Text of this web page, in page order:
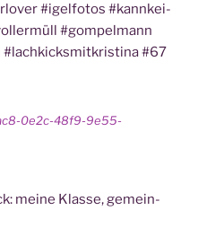
#igel­fo­tos #kannk­ei­
#gom­pel­mann
#lach­kicks­mit­kris­ti­na #67
0e2c-48f9-9e55-
mei­ne Klas­se, gemein­